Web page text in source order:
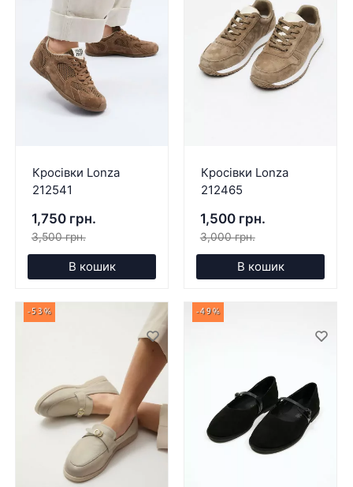
Кросівки Lonza
212541
1,750 грн.
3,500 грн.
В кошик
Кросівки Lonza
212465
1,500 грн.
3,000 грн.
В кошик
-53% -49%